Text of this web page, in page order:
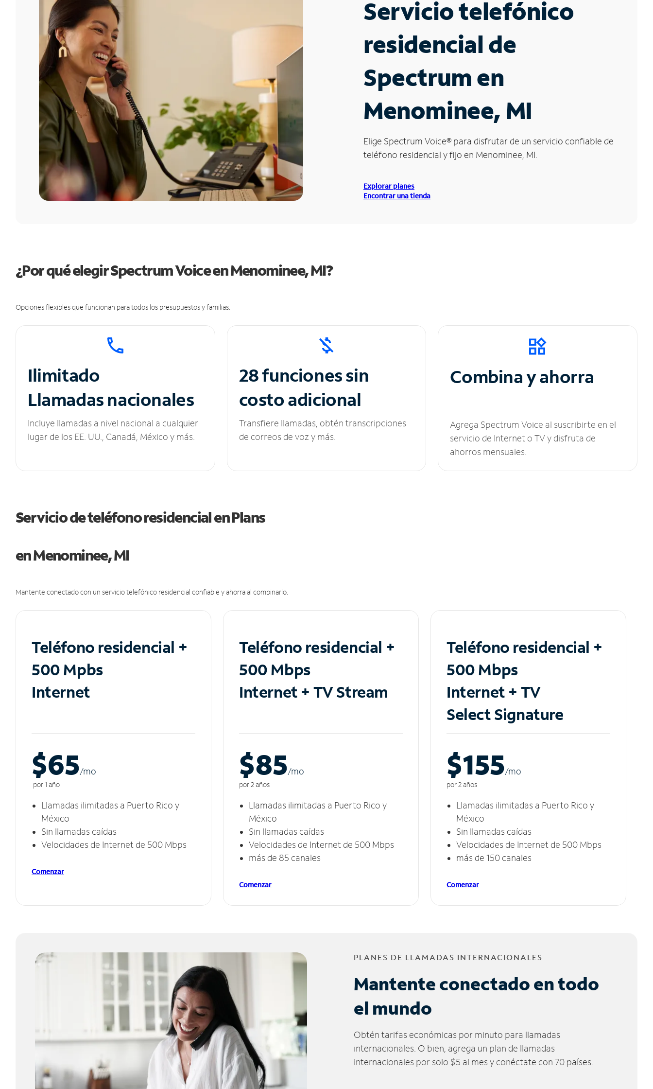
Servicio telefónico
residencial de
Spectrum en
Menominee, MI
Elige Spectrum Voice® para disfrutar de un servicio confiable de
teléfono residencial y fijo en Menominee, MI.
Explorar planes
Encontrar una tienda
¿Por qué elegir Spectrum Voice en Menominee, MI?
Opciones flexibles que funcionan para todos los presupuestos y familias.
Ilimitado
Llamadas nacionales
Incluye llamadas a nivel nacional a cualquier
lugar de los EE. UU., Canadá, México y más.
28 funciones sin
costo adicional
Transfiere llamadas, obtén transcripciones
de correos de voz y más.
Combina y ahorra
Agrega Spectrum Voice al suscribirte en el
servicio de Internet o TV y disfruta de
ahorros mensuales.
Servicio de teléfono residencial en Plans
en Menominee, MI
Mantente conectado con un servicio telefónico residencial confiable y ahorra al combinarlo.
Teléfono residencial +
500 Mpbs
Internet
$65/mo
por 1 año
Llamadas ilimitadas a Puerto Rico y
México
Sin llamadas caídas
Velocidades de Internet de 500 Mbps
Comenzar
Teléfono residencial +
500 Mbps
Internet + TV Stream
$85/mo
por 2 años
Llamadas ilimitadas a Puerto Rico y
México
Sin llamadas caídas
Velocidades de Internet de 500 Mbps
más de 85 canales
Comenzar
Teléfono residencial +
500 Mbps
Internet + TV
Select Signature
$155/mo
por 2 años
Llamadas ilimitadas a Puerto Rico y
México
Sin llamadas caídas
Velocidades de Internet de 500 Mbps
más de 150 canales
Comenzar
PLANES DE LLAMADAS INTERNACIONALES
Mantente conectado en todo
el mundo
Obtén tarifas económicas por minuto para llamadas
internacionales. O bien, agrega un plan de llamadas
internacionales por solo $5 al mes y conéctate con 70 países.